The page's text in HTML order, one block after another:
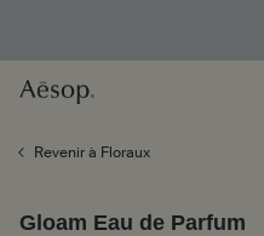
Revenir à Floraux
Gloam Eau de Parfum